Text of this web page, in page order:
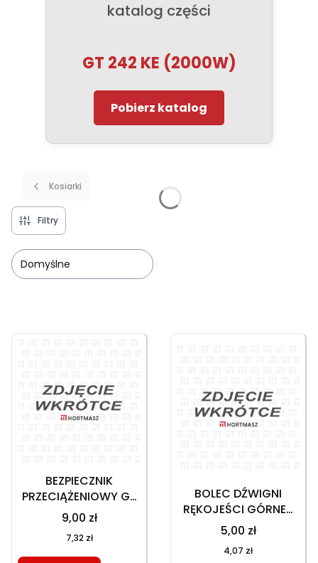
katalog części
GT 242 KE (2000W)
Pobierz katalog
Kosiarki
Filtry
Domyślne
BEZPIECZNIK
PRZECIĄŻENIOWY GT
242KE
9,00 zł
7,32 zł
BOLEC DŹWIGNI
RĘKOJEŚCI GÓRNEJ
GT 242KE
5,00 zł
4,07 zł